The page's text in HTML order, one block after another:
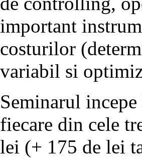
important
costurilor
variabil si
Seminarul
fiecare din cele
lei (+ 175 de lei